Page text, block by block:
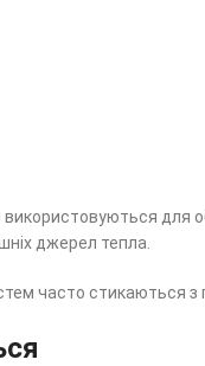
для
джерел тепла.
часто стикаються